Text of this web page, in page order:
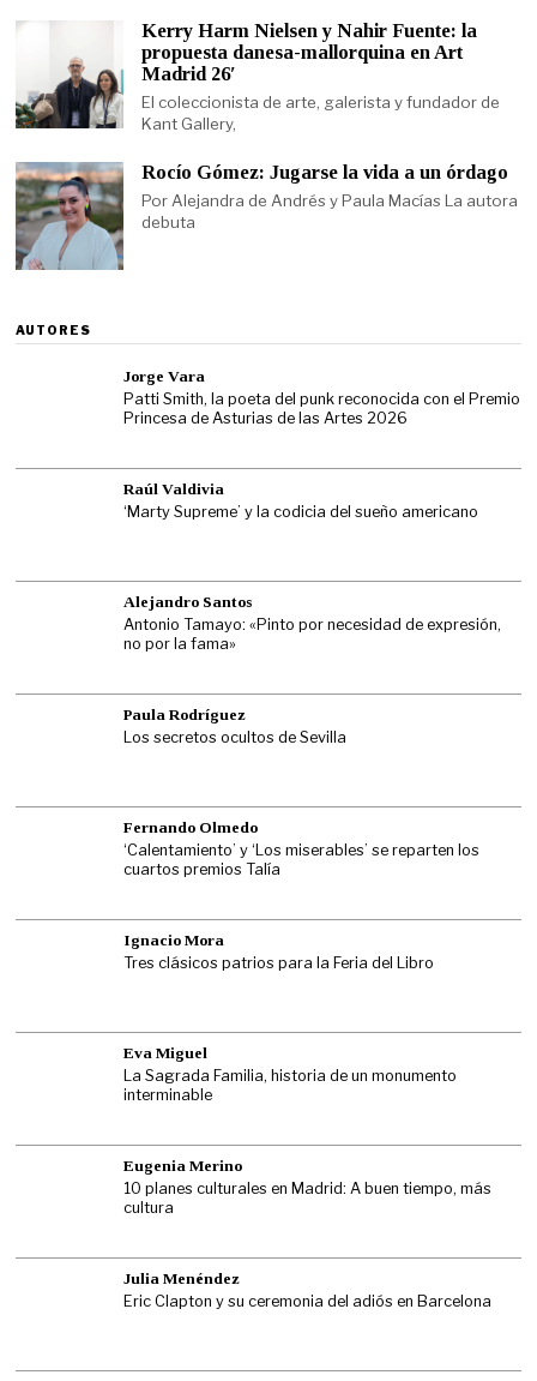
Kerry Harm Nielsen y Nahir Fuente: la
propuesta danesa-mallorquina en Art
Madrid 26′
El coleccionista de arte, galerista y fundador de
Kant Gallery,
Rocío Gómez: Jugarse la vida a un órdago
Por Alejandra de Andrés y Paula Macías La autora
debuta
AUTORES
Jorge Vara
Patti Smith, la poeta del punk reconocida con el Premio
Princesa de Asturias de las Artes 2026
Raúl Valdivia
‘Marty Supreme’ y la codicia del sueño americano
Alejandro Santos
Antonio Tamayo: «Pinto por necesidad de expresión,
no por la fama»
Paula Rodríguez
Los secretos ocultos de Sevilla
Fernando Olmedo
‘Calentamiento’ y ‘Los miserables’ se reparten los
cuartos premios Talía
Ignacio Mora
Tres clásicos patrios para la Feria del Libro
Eva Miguel
La Sagrada Familia, historia de un monumento
interminable
Eugenia Merino
10 planes culturales en Madrid: A buen tiempo, más
cultura
Julia Menéndez
Eric Clapton y su ceremonia del adiós en Barcelona